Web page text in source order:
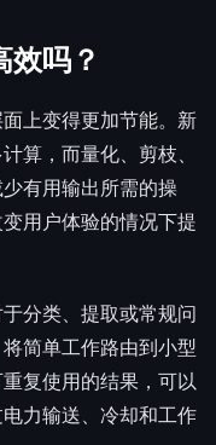
效吗？
上变得更加节能。新
算，而量化、剪枝、
有用输出所需的操
用户体验的情况下提
分类、提取或常规问
简单工作路由到小型
复使用的结果，可以
力输送、冷却和工作